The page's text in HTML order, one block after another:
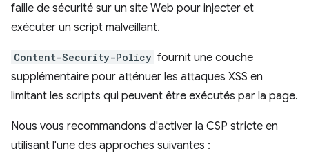
faille de sécurité sur un site Web pour injecter et
exécuter un script malveillant.
Content-Security-Policy fournit une couche
supplémentaire pour atténuer les attaques XSS en
limitant les scripts qui peuvent être exécutés par la page.
Nous vous recommandons d'activer la CSP stricte en
utilisant l'une des approches suivantes :